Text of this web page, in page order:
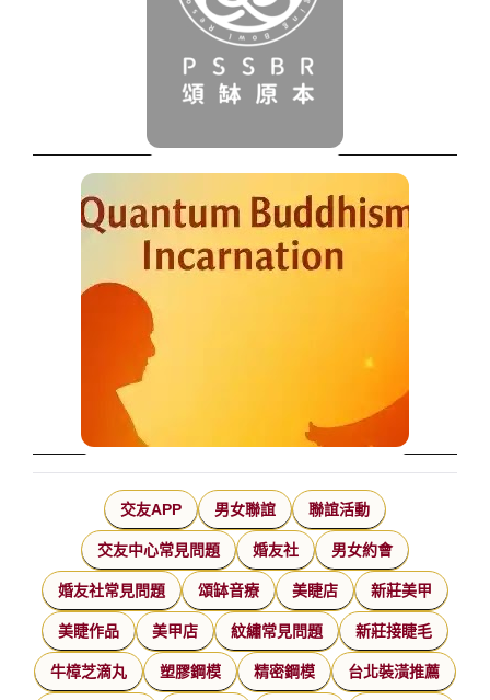
交友APP 男女聯誼 聯誼活動
交友中心常見問題 婚友社 男女約會
婚友社常見問題 頌缽音療 美睫店 新莊美甲
美睫作品 美甲店 紋繡常見問題 新莊接睫毛
牛樟芝滴丸 塑膠鋼模 精密鋼模 台北裝潢推薦